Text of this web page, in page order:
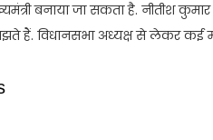
बनाया जा सकता है. नीतीश
हैं. विधानसभा अध्यक्ष से लेकर कई